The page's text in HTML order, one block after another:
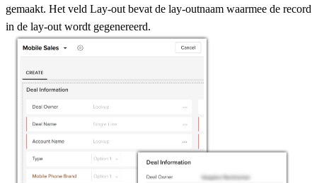
gemaakt. Het veld Lay-out bevat de lay-outnaam waarmee de record
in de lay-out wordt gegenereerd.